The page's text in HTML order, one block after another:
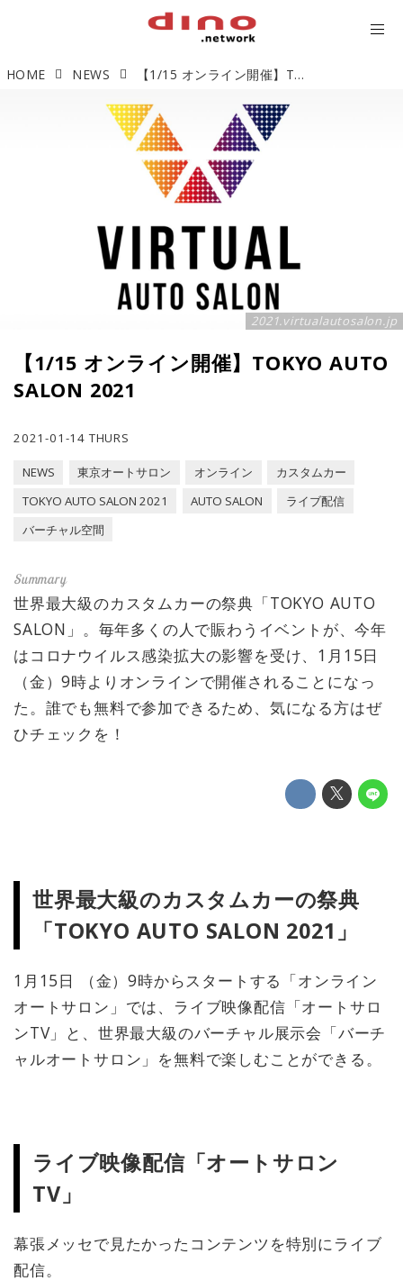
HOME NEWS 【1/15 オンライン開催】TOKYO AUTO SALON 2021
2021.virtualautosalon.jp
【1/15 オンライン開催】TOKYO AUTO
SALON 2021
2021-01-14 THURS
NEWS 東京オートサロン オンライン
カスタムカー
TOKYO AUTO SALON 2021
AUTO SALON
ライブ配信
バーチャル空間
世界最大級のカスタムカーの祭典「TOKYO AUTO
SALON」。毎年多くの人で賑わうイベントが、今年
はコロナウイルス感染拡大の影響を受け、1月15日
（金）9時よりオンラインで開催されることになっ
た。誰でも無料で参加できるため、気になる方はぜ
ひチェックを！
世界最大級のカスタムカーの祭典
「TOKYO AUTO SALON 2021」
1月15日 （金）9時からスタートする「オンライン
オートサロン」では、ライブ映像配信「オートサロ
ンTV」と、世界最大級のバーチャル展示会「バーチ
ャルオートサロン」を無料で楽しむことができる。
ライブ映像配信「オートサロン
TV」
幕張メッセで見たかったコンテンツを特別にライブ
配信。